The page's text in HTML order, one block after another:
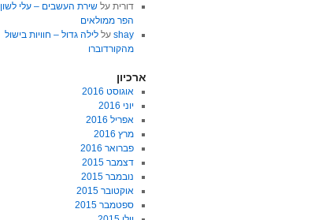
דוריתעל שירת העשבים – עלי לשון
הפר ממולאים
shayעל לילה גדול – חוויות בישול
מהקורדוברו
ארכיון
אוגוסט 2016
יוני 2016
אפריל 2016
מרץ 2016
פברואר 2016
דצמבר 2015
נובמבר 2015
אוקטובר 2015
ספטמבר 2015